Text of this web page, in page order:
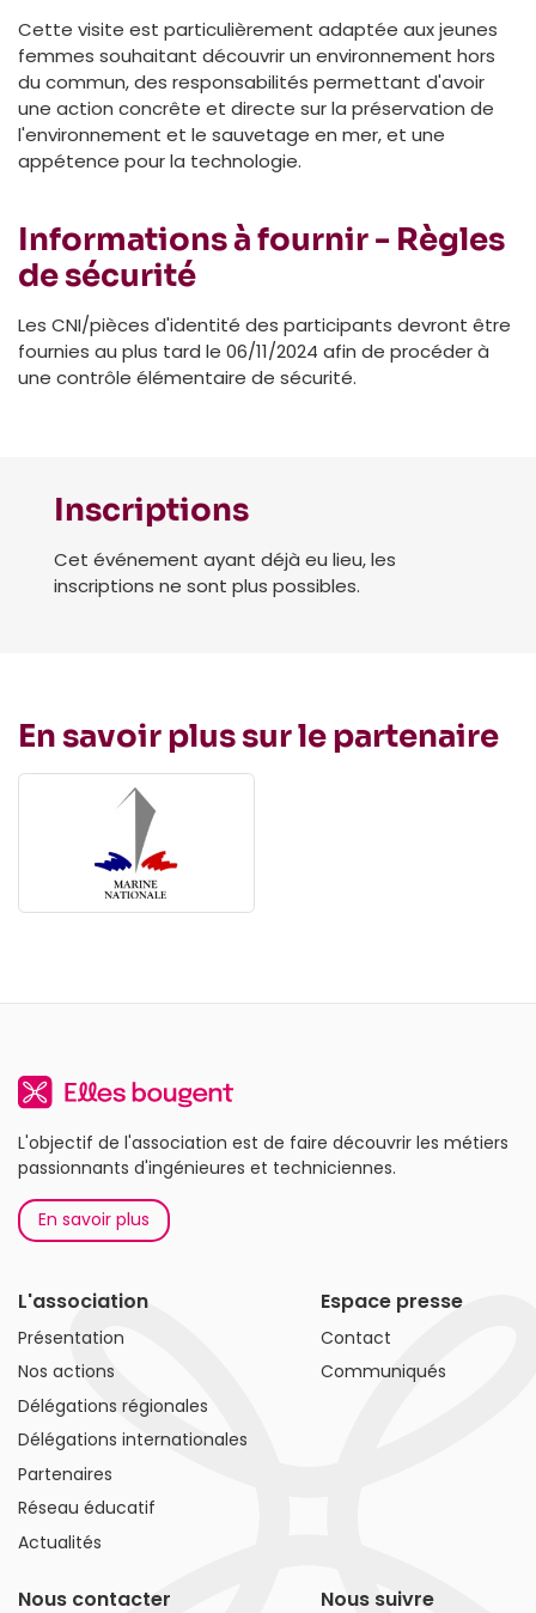
Cette visite est particulièrement adaptée aux jeunes
femmes souhaitant découvrir un environnement hors
du commun, des responsabilités permettant d'avoir
une action concrête et directe sur la préservation de
l'environnement et le sauvetage en mer, et une
appétence pour la technologie.
Informations à fournir - Règles
de sécurité
Les CNI/pièces d'identité des participants devront être
fournies au plus tard le 06/11/2024 afin de procéder à
une contrôle élémentaire de sécurité.
Inscriptions
Cet événement ayant déjà eu lieu, les
inscriptions ne sont plus possibles.
En savoir plus sur le partenaire
L'objectif de l'association est de faire découvrir les métiers
passionnants d'ingénieures et techniciennes.
En savoir plus
L'association
Présentation
Nos actions
Délégations régionales
Délégations internationales
Partenaires
Réseau éducatif
Actualités
Espace presse
Contact
Communiqués
Nous contacter Nous suivre